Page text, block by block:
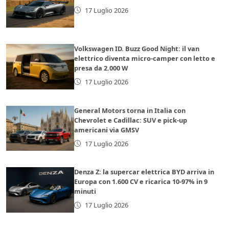
17 Luglio 2026
Volkswagen ID. Buzz Good Night: il van
elettrico diventa micro-camper con letto e
presa da 2.000 W
17 Luglio 2026
General Motors torna in Italia con
Chevrolet e Cadillac: SUV e pick-up
americani via GMSV
17 Luglio 2026
Denza Z: la supercar elettrica BYD arriva in
Europa con 1.600 CV e ricarica 10-97% in 9
minuti
17 Luglio 2026